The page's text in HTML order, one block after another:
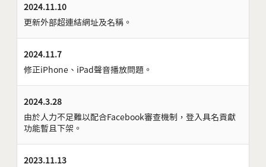
2024.11.10
更新外部超連結網址及名稱。
2024.11.7
修正iPhone、iPad聲音播放問題。
2024.3.28
由於人力不足難以配合Facebook審查機制，登入具名貢獻
功能暫且下架。
2023.11.13